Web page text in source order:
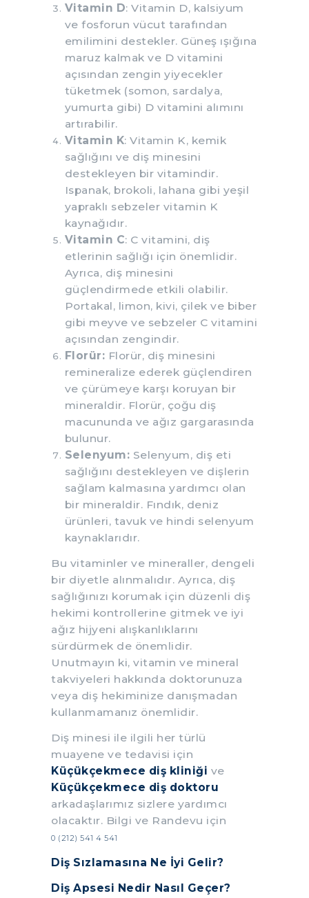
Vitamin D: Vitamin D, kalsiyum
ve fosforun vücut tarafından
emilimini destekler. Güneş ışığına
maruz kalmak ve D vitamini
açısından zengin yiyecekler
tüketmek (somon, sardalya,
yumurta gibi) D vitamini alımını
artırabilir.
Vitamin K: Vitamin K, kemik
sağlığını ve diş minesini
destekleyen bir vitamindir.
Ispanak, brokoli, lahana gibi yeşil
yapraklı sebzeler vitamin K
kaynağıdır.
Vitamin C: C vitamini, diş
etlerinin sağlığı için önemlidir.
Ayrıca, diş minesini
güçlendirmede etkili olabilir.
Portakal, limon, kivi, çilek ve biber
gibi meyve ve sebzeler C vitamini
açısından zengindir.
Florür: Florür, diş minesini
remineralize ederek güçlendiren
ve çürümeye karşı koruyan bir
mineraldir. Florür, çoğu diş
macununda ve ağız gargarasında
bulunur.
Selenyum: Selenyum, diş eti
sağlığını destekleyen ve dişlerin
sağlam kalmasına yardımcı olan
bir mineraldir. Fındık, deniz
ürünleri, tavuk ve hindi selenyum
kaynaklarıdır.
Bu vitaminler ve mineraller, dengeli
bir diyetle alınmalıdır. Ayrıca, diş
sağlığınızı korumak için düzenli diş
hekimi kontrollerine gitmek ve iyi
ağız hijyeni alışkanlıklarını
sürdürmek de önemlidir.
Unutmayın ki, vitamin ve mineral
takviyeleri hakkında doktorunuza
veya diş hekiminize danışmadan
kullanmamanız önemlidir.
Diş minesi ile ilgili her türlü
muayene ve tedavisi için
Küçükçekmece diş kliniği ve
Küçükçekmece diş doktoru
arkadaşlarımız sizlere yardımcı
olacaktır. Bilgi ve Randevu için
0 (212) 541 4 541
Diş Sızlamasına Ne İyi Gelir?
Diş Apsesi Nedir Nasıl Geçer?